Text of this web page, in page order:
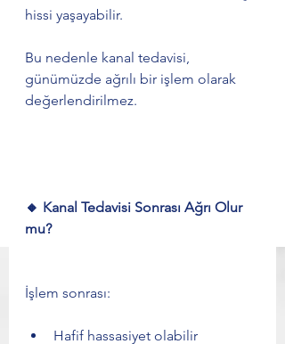
hissi yaşayabilir.
Bu nedenle kanal tedavisi,
günümüzde ağrılı bir işlem olarak
değerlendirilmez.
🔸 Kanal Tedavisi Sonrası Ağrı Olur
mu?
İşlem sonrası:
Hafif hassasiyet olabilir